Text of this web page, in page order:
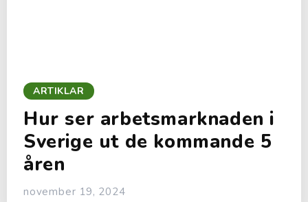
ARTIKLAR
Hur ser arbetsmarknaden i
Sverige ut de kommande 5
åren
november 19, 2024